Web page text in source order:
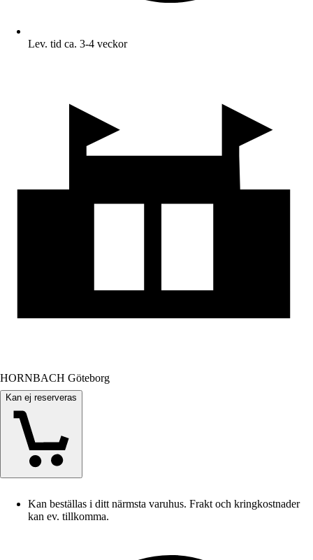
Lev. tid ca. 3-4 veckor
HORNBACH Göteborg
Kan ej reserveras
Kan beställas i ditt närmsta varuhus. Frakt och kringkostnader
kan ev. tillkomma.